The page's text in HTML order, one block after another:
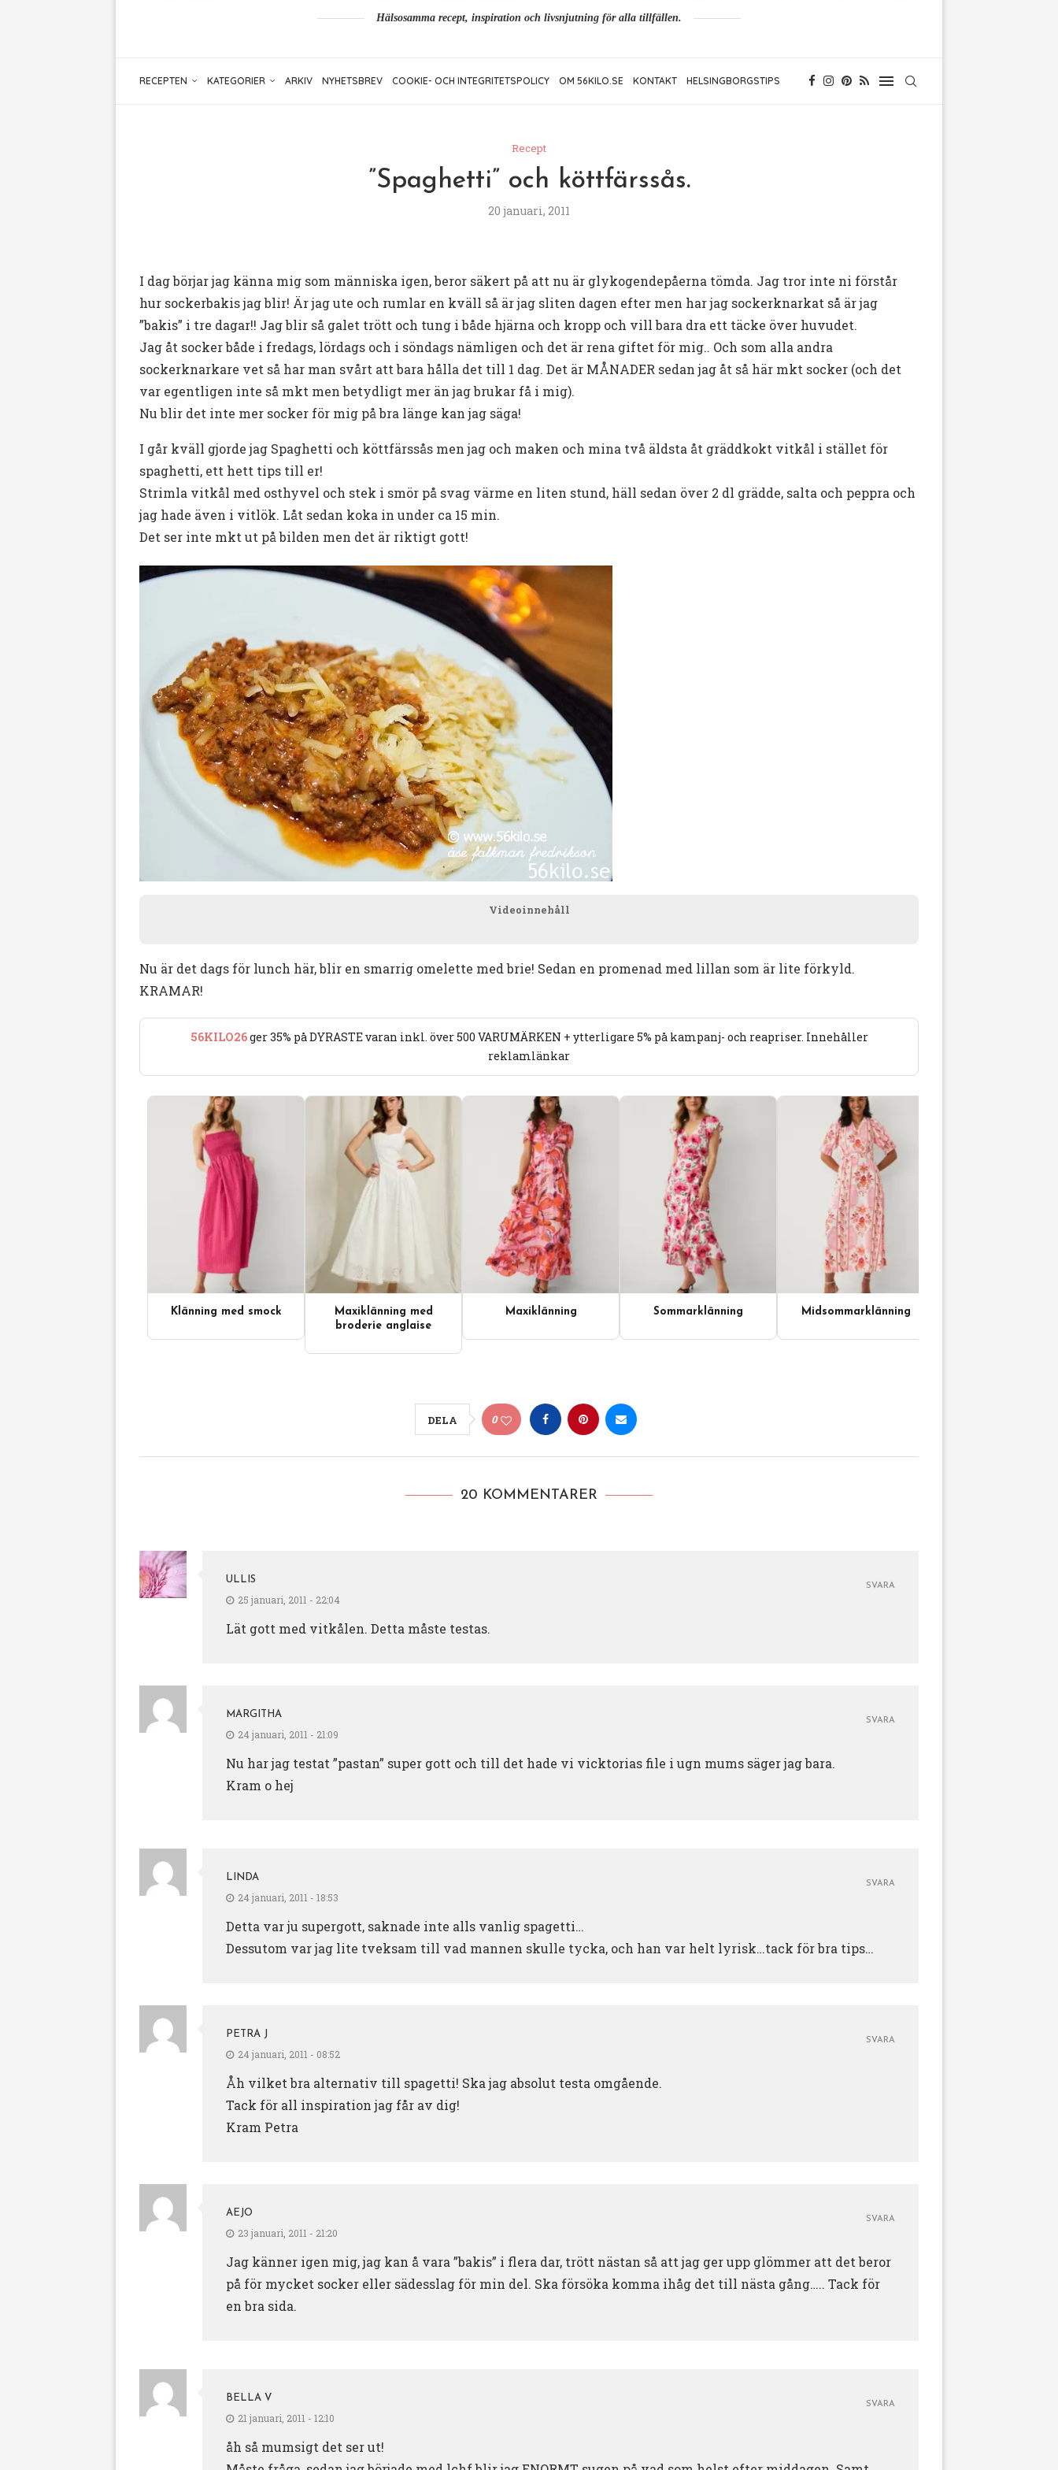
Hälsosamma recept, inspiration och livsnjutning för alla tillfällen.
RECEPTEN KATEGORIER ARKIV NYHETSBREV COOKIE- OCH INTEGRITETSPOLICY OM 56KILO.SE KONTAKT HELSINGBORGSTIPS
Recept
”Spaghetti” och köttfärssås.
20 januari, 2011
I dag börjar jag känna mig som människa igen, beror säkert på att nu är glykogendepåerna tömda. Jag tror inte ni förstår
hur sockerbakis jag blir! Är jag ute och rumlar en kväll så är jag sliten dagen efter men har jag sockerknarkat så är jag
”bakis” i tre dagar!! Jag blir så galet trött och tung i både hjärna och kropp och vill bara dra ett täcke över huvudet.
Jag åt socker både i fredags, lördags och i söndags nämligen och det är rena giftet för mig.. Och som alla andra
sockerknarkare vet så har man svårt att bara hålla det till 1 dag. Det är MÅNADER sedan jag åt så här mkt socker (och det
var egentligen inte så mkt men betydligt mer än jag brukar få i mig).
Nu blir det inte mer socker för mig på bra länge kan jag säga!
I går kväll gjorde jag Spaghetti och köttfärssås men jag och maken och mina två äldsta åt gräddkokt vitkål i stället för
spaghetti, ett hett tips till er!
Strimla vitkål med osthyvel och stek i smör på svag värme en liten stund, häll sedan över 2 dl grädde, salta och peppra och
jag hade även i vitlök. Låt sedan koka in under ca 15 min.
Det ser inte mkt ut på bilden men det är riktigt gott!
Videoinnehåll
Nu är det dags för lunch här, blir en smarrig omelette med brie! Sedan en promenad med lillan som är lite förkyld.
KRAMAR!
56KILO26ger 35% på DYRASTE varan inkl. över 500 VARUMÄRKEN + ytterligare 5% på kampanj- och reapriser. Innehåller
reklamlänkar
Klänning med smock
Maxiklänning med
broderie anglaise
Maxiklänning Sommarklänning Midsommarklänning
DELA 0
20 KOMMENTARER
ULLIS
25 januari, 2011 - 22:04
Lät gott med vitkålen. Detta måste testas.
SVARA
MARGITHA
24 januari, 2011 - 21:09
Nu har jag testat ”pastan” super gott och till det hade vi vicktorias file i ugn mums säger jag bara.
Kram o hej
SVARA
LINDA
24 januari, 2011 - 18:53
Detta var ju supergott, saknade inte alls vanlig spagetti…
Dessutom var jag lite tveksam till vad mannen skulle tycka, och han var helt lyrisk…tack för bra tips…
SVARA
PETRA J
24 januari, 2011 - 08:52
Åh vilket bra alternativ till spagetti! Ska jag absolut testa omgående.
Tack för all inspiration jag får av dig!
Kram Petra
SVARA
AEJO
23 januari, 2011 - 21:20
Jag känner igen mig, jag kan å vara ”bakis” i flera dar, trött nästan så att jag ger upp glömmer att det beror
på för mycket socker eller sädesslag för min del. Ska försöka komma ihåg det till nästa gång….. Tack för
en bra sida.
SVARA
BELLA V
21 januari, 2011 - 12:10
åh så mumsigt det ser ut!
SVARA